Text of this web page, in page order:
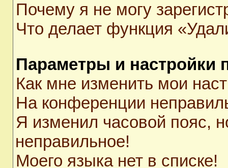
Почему я не могу
Что делает функция
Параметры и настройки
Как мне изменить мои
На конференции
Я изменил часовой пояс,
неправильное!
Моего языка нет в списке!